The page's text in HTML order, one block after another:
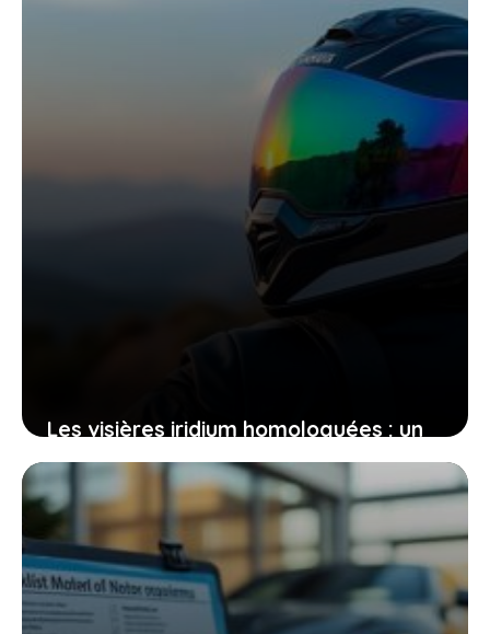
Les visières iridium homologuées : un
guide complet pour comprendre leur
usage légal
27 juin 2026